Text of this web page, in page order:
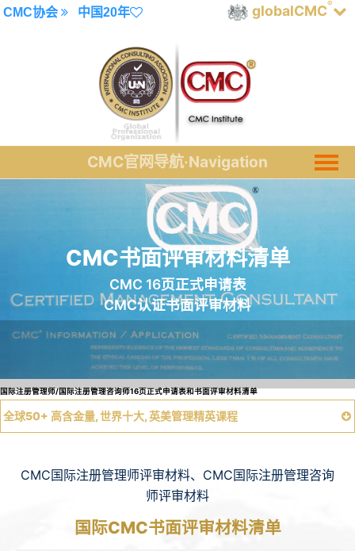
CMC协会 中国20年 globalCMC®
CMC书面评审材料清单
CMC 16页正式申请表
CMC认证书面评审材料
国际注册管理师/国际注册管理咨询师16页正式申请表和书面评审材料清单
全球50+ 高含金量, 世界十大, 英美管理精英课程
CMC认证三项要求：
① CMC咨询师考试A卷
CMC国际注册管理师评审材料、CMC国际注册管理咨询
师评审材料
国际CMC书面评审材料清单